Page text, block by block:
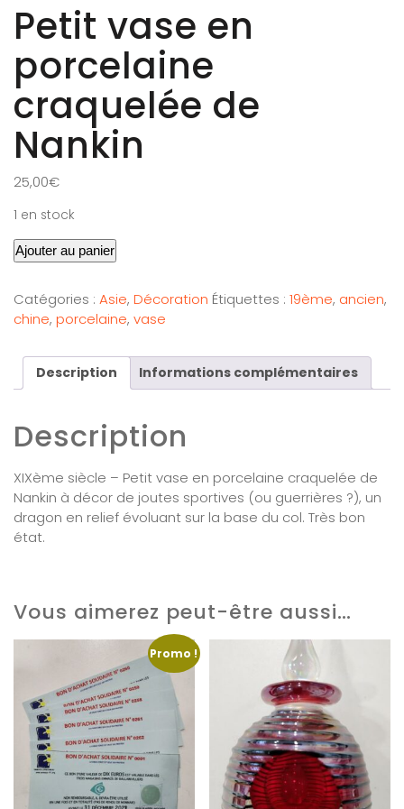
Petit vase en
porcelaine
craquelée de
Nankin
25,00€
1 en stock
Ajouter au panier
Catégories : Asie, Décoration Étiquettes : 19ème, ancien,
chine, porcelaine, vase
Description Informations complémentaires
Description
XIXème siècle – Petit vase en porcelaine craquelée de
Nankin à décor de joutes sportives (ou guerrières ?), un
dragon en relief évoluant sur la base du col. Très bon
état.
Vous aimerez peut-être aussi…
Promo !